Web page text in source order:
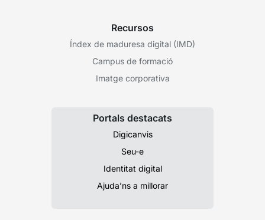
Recursos
Índex de maduresa digital (IMD)
Campus de formació
Imatge corporativa
Portals destacats
Digicanvis
Seu-e
Identitat digital
Ajuda’ns a millorar